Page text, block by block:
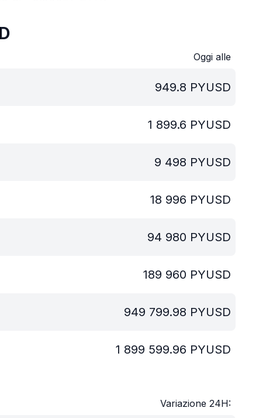
Oggi alle
949.8 PYUSD
1 899.6 PYUSD
9 498 PYUSD
18 996 PYUSD
94 980 PYUSD
189 960 PYUSD
949 799.98 PYUSD
1 899 599.96 PYUSD
Variazione 24H: